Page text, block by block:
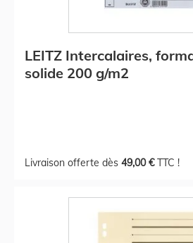
LEITZ Intercalaires,
solide 200 g/m2
Livraison offerte dès 49,00 €TTC !